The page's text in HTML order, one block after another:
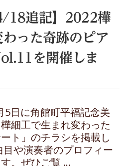
18追記】2022樺
った奇跡のピア
を開催しま
5日に角館町平福記念美
細工で生まれ変わった
ト」のチラシを掲載し
や演奏者のプロフィー
。ぜひご覧 …